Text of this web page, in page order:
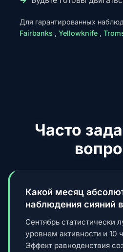
Для гарантированных
Fairbanks , Yellowknife ,
Часто
Какой месяц
наблюдения сияний
Сентябрь статистически
уровнем активности и 10
Эффект равноденствия